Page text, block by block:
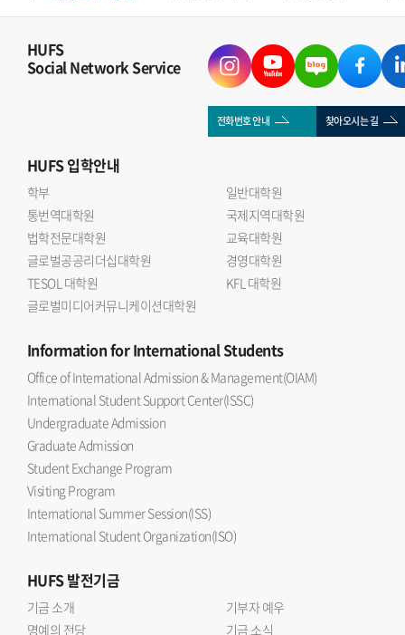
HUFS
Social Network Service
전화번호 안내 찾아오시는 길
HUFS입학안내
학부
일반대학원
통번역대학원
국제지역대학원
법학전문대학원
교육대학원
글로벌공공리더십대학원
경영대학원
TESOL 대학원
KFL 대학원
글로벌미디어커뮤니케이션대학원
Informationfor International Students
Office of International Admission & Management(OIAM)
International Student Support Center(ISSC)
Undergraduate Admission
Graduate Admission
Student Exchange Program
Visiting Program
International Summer Session(ISS)
International Student Organization(ISO)
HUFS발전기금
기금 소개
기부자 예우
명예의 전당
기금 소식